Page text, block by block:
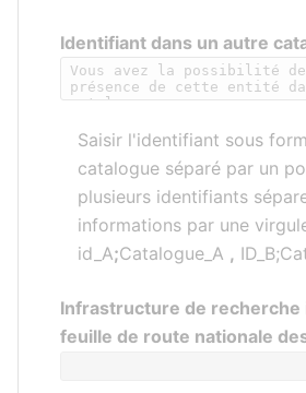
Identifiant dans un autre
Saisir l'identifiant sous
catalogue séparé par un
plusieurs identifiants
informations par une
id_A;Catalogue_A ,
Infrastructure de recherche
feuille de route nationale